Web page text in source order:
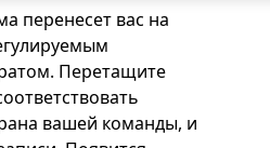
перенесет вас на
Перетащите
вашей команды, и